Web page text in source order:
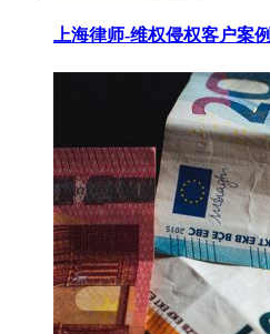
上海律师-维权侵权客户案例